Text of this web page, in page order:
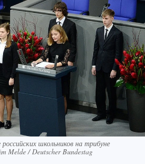
школьников на трибуне
Melde / Deutscher Bundestag